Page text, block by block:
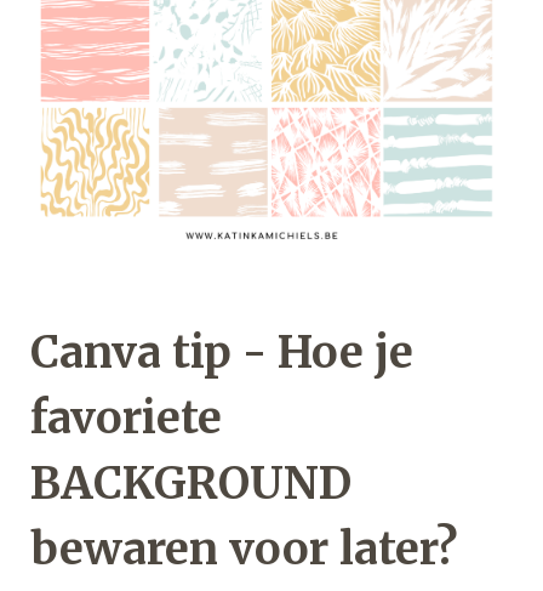
Canva tip - Hoe je
favoriete
BACKGROUND
bewaren voor later?